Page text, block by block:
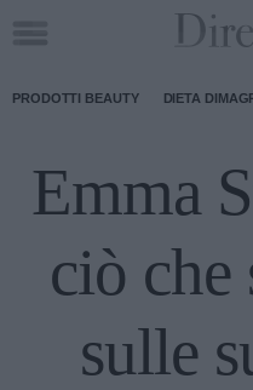
PRODOTTI BEAUTY DIETA
Emma
ciò che
sulle